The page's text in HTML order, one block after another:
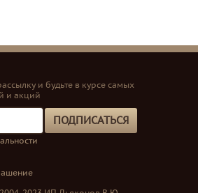
и будьте в курсе самых
и акций
ПОДПИСАТЬСЯ